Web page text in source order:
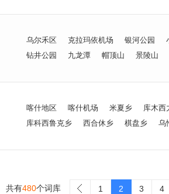
乌尔禾区 克拉玛依机场 银河公园
钻井公园
九龙潭 帽顶山 景陵山
喀什地区 喀什机场 米夏乡
库木西
库科西鲁克乡
西合休乡 棋盘乡 乌
共有480个词库 1 2 3 4